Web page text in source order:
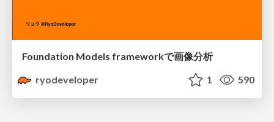
Foundation Models frameworkで画像分析
ryodeveloper
1 590